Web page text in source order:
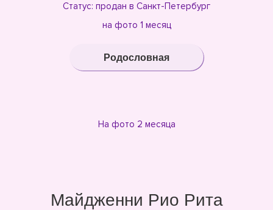
Статус: продан в Санкт-Петербург
на фото 1 месяц
Родословная
На фото 2 месяца
Майдженни Рио Рита